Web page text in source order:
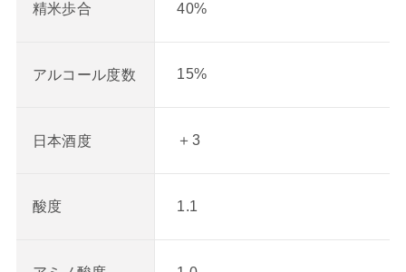
精米歩合 40%
アルコール度数 15%
日本酒度 ＋3
酸度 1.1